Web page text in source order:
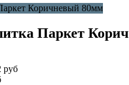
Паркет
руб